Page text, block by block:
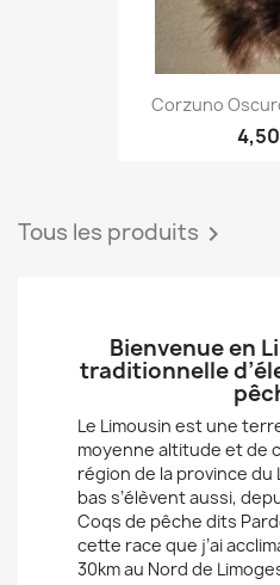
Corzuno
Tous les produits 
Bienvenue en
traditionnelle
Le Limousin est une
moyenne altitude et de
région de la province du
bas s’élèvent aussi,
Coqs de pêche dits
cette race que j’ai
30km au Nord de